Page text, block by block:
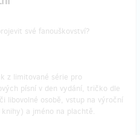
své fanouškovství?
z limitované série pro
písní v den vydání, tričko dle
libovolné osobě, vstup na výroční
a jméno na plachtě.